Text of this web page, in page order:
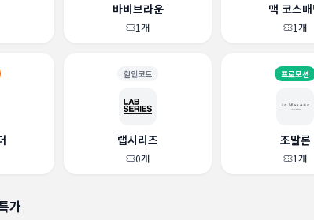
바비브라운
1개
맥 코스
1개
할인코드
랩시리즈
0개
프로모션
조말론
1개
가